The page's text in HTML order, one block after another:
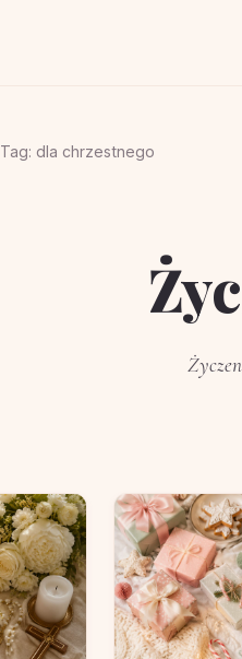
Tag: dla chrzestnego